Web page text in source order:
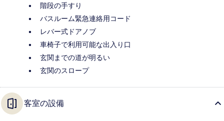
階段の手すり
バスルーム緊急連絡用コード
レバー式ドアノブ
車椅子で利用可能な出入り口
玄関までの道が明るい
玄関のスロープ
客室の設備